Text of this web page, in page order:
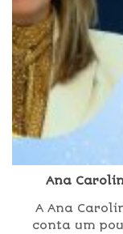
Ana
A Ana
conta um